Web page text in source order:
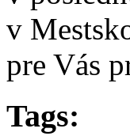
v
pre Vás
Tags: